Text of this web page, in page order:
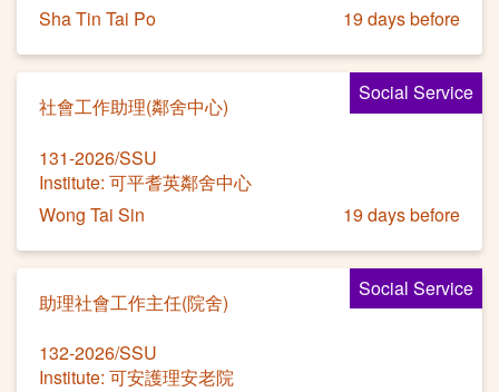
Sha Tin Tai Po
19 days before
Social Service
社會工作助理(鄰舍中心)
131-2026/SSU
Institute: 可平耆英鄰舍中心
Wong Tai Sin
19 days before
Social Service
助理社會工作主任(院舍)
132-2026/SSU
Institute: 可安護理安老院